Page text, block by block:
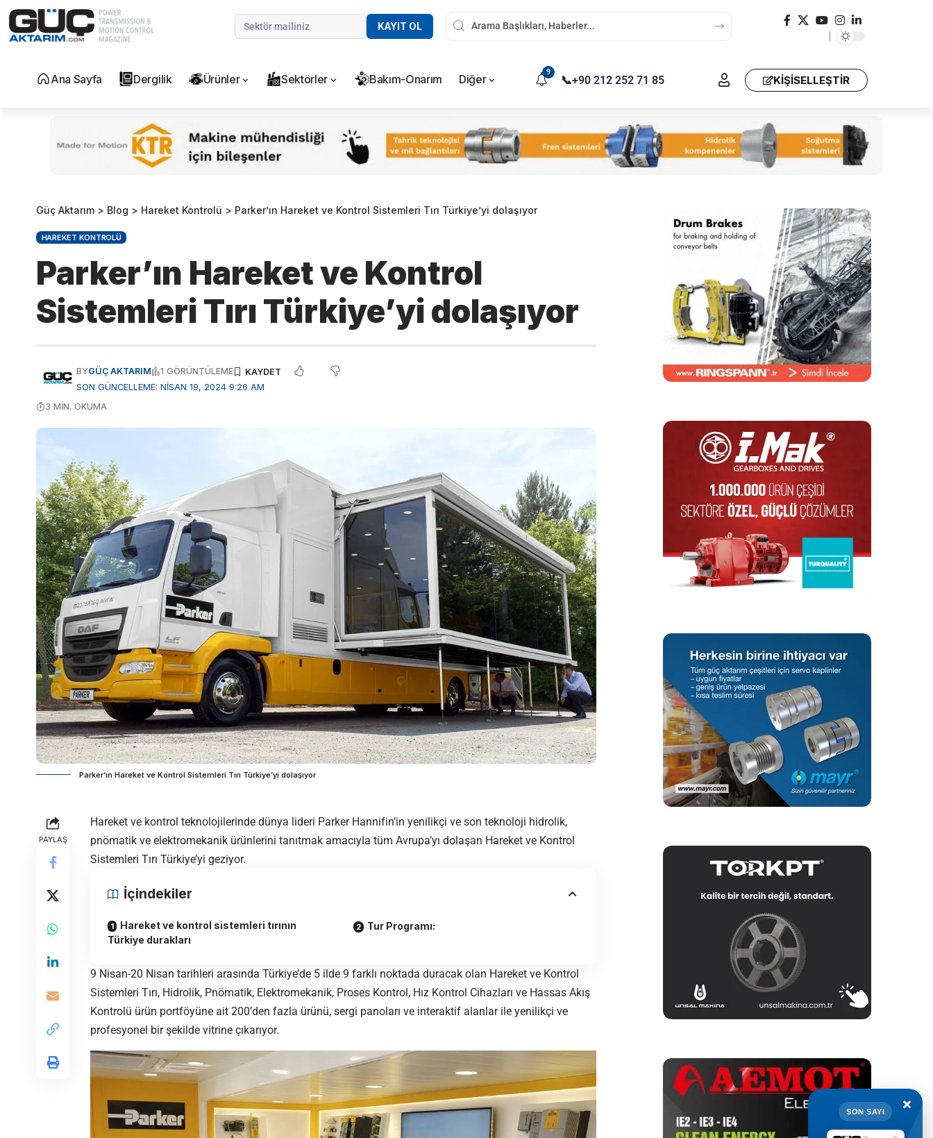
KAYIT OL
Ana Sayfa Dergilik Ürünler Sektörler Bakım-Onarım Diğer
9
📞+90 212 252 71 85 KIŞISELLEŞTIR
Güç Aktarım > Blog > Hareket Kontrolü > Parker’ın Hareket ve Kontrol Sistemleri Tırı Türkiye’yi dolaşıyor
HAREKET KONTROLÜ
Parker’ın Hareket ve Kontrol
Sistemleri Tırı Türkiye’yi dolaşıyor
SON GÜNCELLEME: NISAN 19, 2024 9:26 AM
BYGÜÇ AKTARIM 1 GÖRÜNTÜLEME
3 MIN. OKUMA
Parker’ın Hareket ve Kontrol Sistemleri Tırı Türkiye’yi dolaşıyor
PAYLAŞ
Hareket ve kontrol teknolojilerinde dünya lideri Parker Hannifin’in yenilikçi ve son teknoloji hidrolik,
pnömatik ve elektromekanik ürünlerini tanıtmak amacıyla tüm Avrupa’yı dolaşan Hareket ve Kontrol
Sistemleri Tırı Türkiye’yi geziyor.
İçindekiler
Hareket ve kontrol sistemleri tırının
Türkiye durakları
Tur Programı:
9 Nisan-20 Nisan tarihleri arasında Türkiye’de 5 ilde 9 farklı noktada duracak olan Hareket ve Kontrol
Sistemleri Tırı, Hidrolik, Pnömatik, Elektromekanik, Proses Kontrol, Hız Kontrol Cihazları ve Hassas Akış
Kontrolü ürün portföyüne ait 200’den fazla ürünü, sergi panoları ve interaktif alanlar ile yenilikçi ve
profesyonel bir şekilde vitrine çıkarıyor.
×
SON SAYI